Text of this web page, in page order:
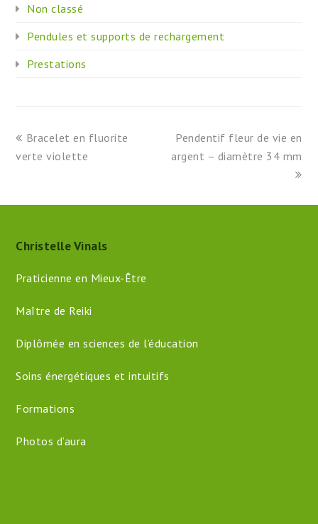
Non classé
Pendules et supports de rechargement
Prestations
previous
post:
Bracelet en fluorite
verte violette
next
post:
Pendentif fleur de vie en
argent – diamètre 34 mm
Christelle Vinals
Praticienne en Mieux-Être
Maître de Reiki
Diplômée en sciences de l’éducation
Soins énergétiques et intuitifs
Formations
Photos d’aura